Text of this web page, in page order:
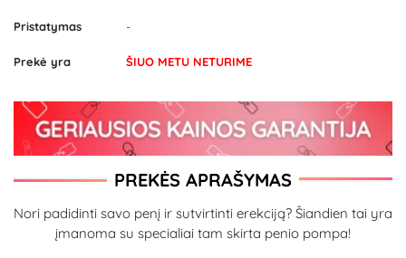
Pristatymas -
Prekė yra ŠIUO METU NETURIME
PREKĖS APRAŠYMAS
Nori padidinti savo penį ir sutvirtinti erekciją? Šiandien tai yra
įmanoma su specialiai tam skirta penio pompa!